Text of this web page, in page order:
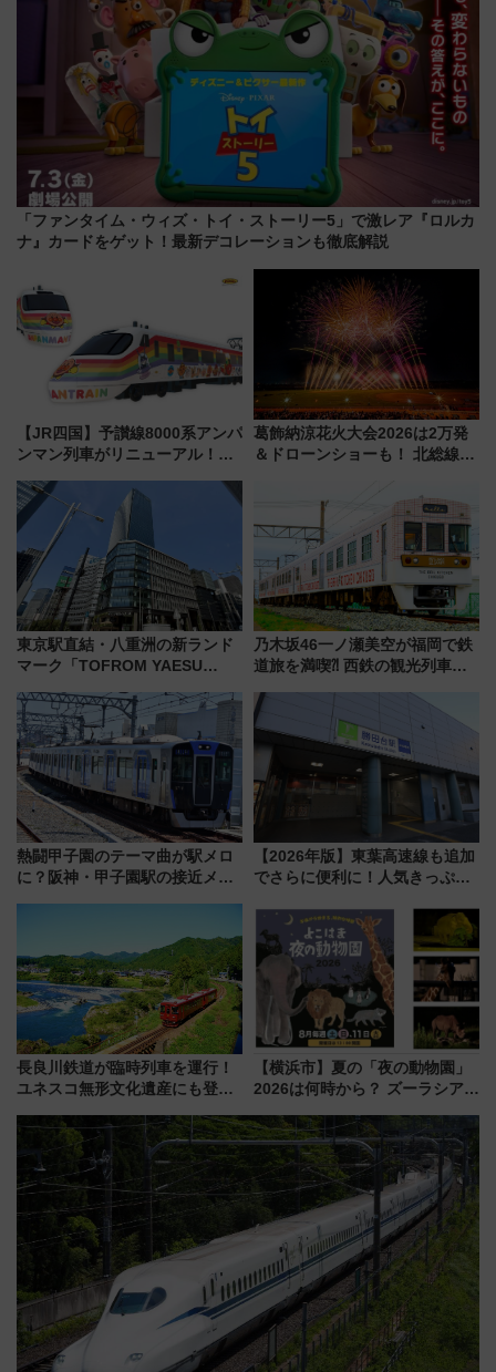
「ファンタイム・ウィズ・トイ・ストーリー5」で激レア『ロルカ
ナ』カードをゲット！最新デコレーションも徹底解説
【JR四国】予讃線8000系アンパ
ンマン列車がリニューアル！内
今年12月
葛飾納涼花火大会2026は2万発
＆ドローンショーも！ 北総線を
車、観覧スポット情報と周辺観
光まとめ（7/28開催）
東京駅直結・八重洲の新ランド
マーク「TOFROM YAESU
ないバスターミナル直結でスキ
マ時間が充実
乃木坂46一ノ瀬美空が福岡で鉄
道旅を満喫⁈ 西鉄の観光列車
CHIKUGO」で巡る福岡･太宰
府･柳川の旅！YouTubeが公開
に
熱闘甲子園のテーマ曲が駅メロ
に？阪神・甲子園駅の接近メロ
【2026年版】東葉高速線も追加
でさらに便利に！人気きっぷ
今年も発売 秋・早春に千葉県を
巡るなら使い勝手・コスパ抜群
長良川鉄道が臨時列車を運行！
ユネスコ無形文化遺産にも登録
に 乗車には予約が必要
【横浜市】夏の「夜の動物園」
2026は何時から？ ズーラシア・
見どころ、限定イベントを徹底
解説！